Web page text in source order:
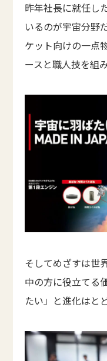
昨年社長に就任し
いるのが宇宙分野
ケット向けの一点
ースと職人技を組
そしてめざすは世
中の方に役立てる
たい」と進化はと